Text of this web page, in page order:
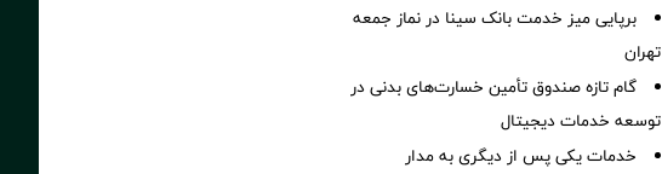
برپایی میز خدمت بانک سینا در نماز جمعه
تهران
گام تازه صندوق تأمین خسارت‌های بدنی در
توسعه خدمات دیجیتال
خدمات یکی پس از دیگری به مدار